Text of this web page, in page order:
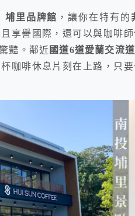
埔里品牌館 ，讓你在特有的
且享譽國際，還可以與咖啡
豔。鄰近 國道6道愛蘭交流道
咖啡休息片刻在上路，只